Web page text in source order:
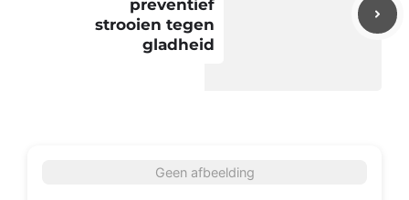
preventief
strooien tegen
gladheid
Geen afbeelding